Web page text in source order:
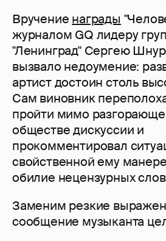
Вручение награды
журналом GQ лидеру
"Ленинград" Сергею
вызвало недоумение:
артист достоин столь
Сам виновник
пройти мимо
обществе дискуссии и
прокомментировал
свойственной ему
обилие нецензурных
Заменим резкие
сообщение музыканта